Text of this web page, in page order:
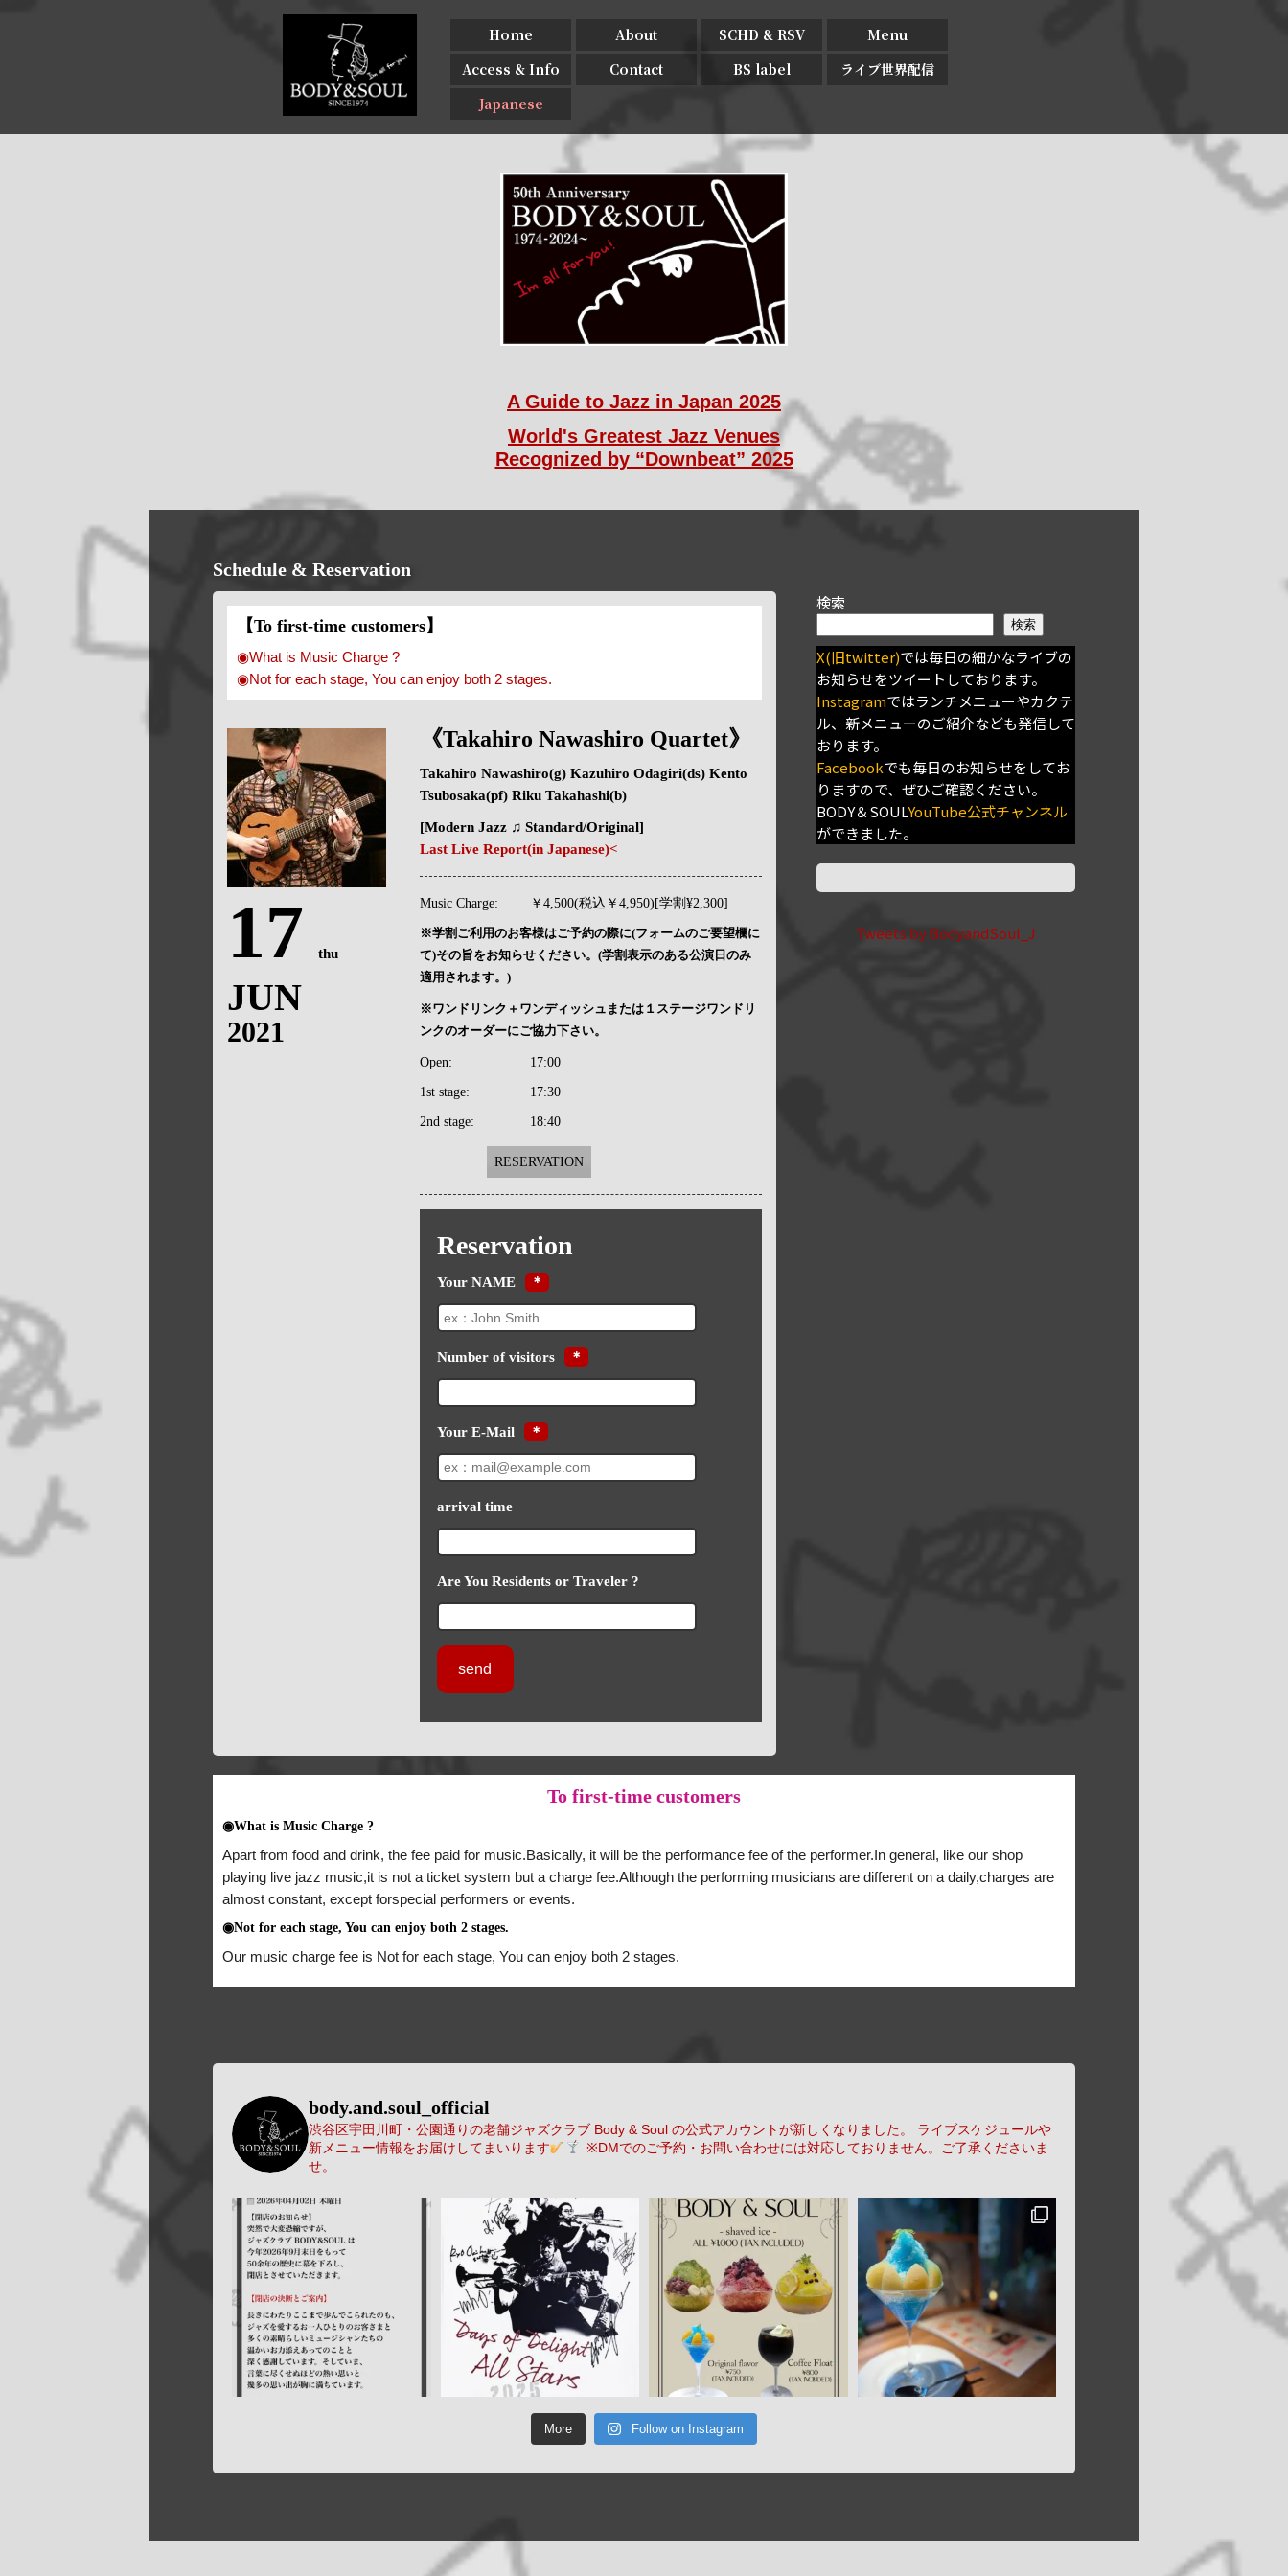
Home About SCHD & RSV
Menu
Access & Info
Contact BS label
ライブ世界配信
Japanese
A Guide to Jazz in Japan 2025
World's Greatest Jazz Venues
Recognized by “Downbeat” 2025
Schedule & Reservation
【To first-time customers】
◉What is Music Charge ?
◉Not for each stage, You can enjoy both 2 stages.
17 thu
JUN
2021
《Takahiro Nawashiro Quartet》
Takahiro Nawashiro(g) Kazuhiro Odagiri(ds) Kento
Tsubosaka(pf) Riku Takahashi(b)
[Modern Jazz ♫ Standard/Original]
Last Live Report(in Japanese)<
Music Charge: ￥4,500(税込￥4,950)[学割¥2,300]
※学割ご利用のお客様はご予約の際に(フォームのご要望欄に
て)その旨をお知らせください。(学割表示のある公演日のみ
適用されます。)
※ワンドリンク＋ワンディッシュまたは１ステージワンドリ
ンクのオーダーにご協力下さい。
Open: 17:00
1st stage: 17:30
2nd stage: 18:40
RESERVATION
Reservation
Your NAME ＊
Number of visitors ＊
Your E-Mail ＊
arrival time
Are You Residents or Traveler ?
検索
検索
X(旧twitter)では毎日の細かなライブの
お知らせをツイートしております。
Instagramではランチメニューやカクテ
ル、新メニューのご紹介なども発信して
おります。
Facebookでも毎日のお知らせをしてお
りますので、ぜひご確認ください。
BODY＆SOULYouTube公式チャンネル
ができました。
Tweets by BodyandSoul_J
To first-time customers
◉What is Music Charge ?
Apart from food and drink, the fee paid for music.Basically, it will be the performance fee of the performer.In general, like our shop
playing live jazz music,it is not a ticket system but a charge fee.Although the performing musicians are different on a daily,charges are
almost constant, except forspecial performers or events.
◉Not for each stage, You can enjoy both 2 stages.
Our music charge fee is Not for each stage, You can enjoy both 2 stages.
body.and.soul_official
渋谷区宇田川町・公園通りの老舗ジャズクラブ Body & Soul の公式アカウントが新しくなりました。
ライブスケジュールや
新メニュー情報をお届けしてまいります
※DMでのご予約・お問い合わせには対応しておりません。ご了承くださいま
せ。
More Follow on Instagram